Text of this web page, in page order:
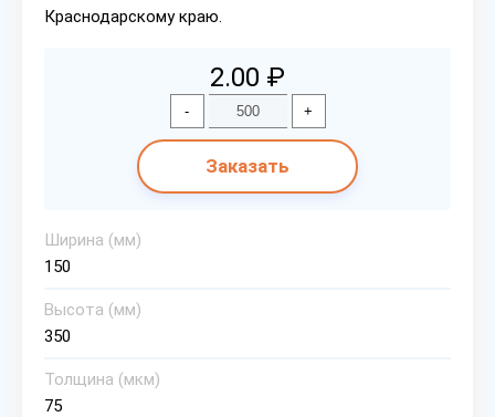
Краснодарскому краю.
2.00 ₽
- +
Заказать
Ширина (мм)
150
Высота (мм)
350
Толщина (мкм)
75